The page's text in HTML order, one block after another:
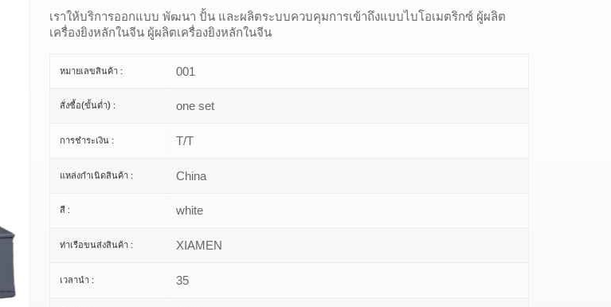
id
เราให้บริการออกแบบ พัฒนา ปั้น และผลิตระบบควบคุมการเข้าถึงแบบไบโอเมตริกซ์ ผู้ผลิต
เครื่องยิงหลักในจีน ผู้ผลิตเครื่องยิงหลักในจีน
หมายเลขสินค้า : 001
สั่งซื้อ(ขั้นต่ำ) : one set
การชำระเงิน : T/T
แหล่งกำเนิดสินค้า : China
สี : white
ท่าเรือขนส่งสินค้า : XIAMEN
เวลานำ : 35